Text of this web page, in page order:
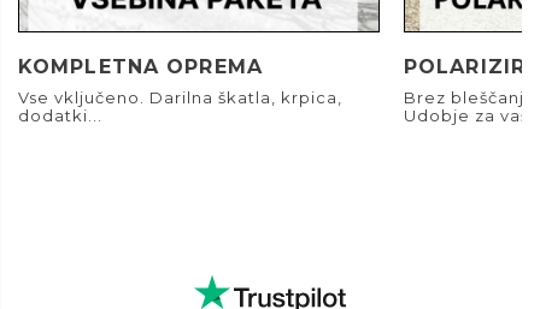
KOMPLETNA OPREMA
Vse vključeno. Darilna škatla, krpica,
dodatki...
Brez
Udobje za